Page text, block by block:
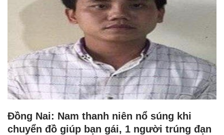
Đồng Nai: Nam thanh niên nổ súng khi
chuyển đồ giúp bạn gái, 1 người trúng đạn